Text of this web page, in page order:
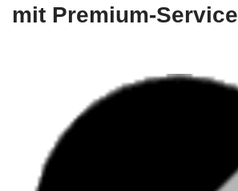
mit Premium-Service